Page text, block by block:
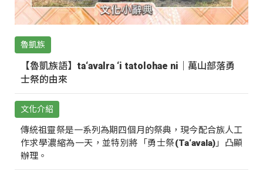
魯凱族
【魯凱族語】ta‘avalra ‘i tatolohae ni｜萬山部落勇
士祭的由來
文化介紹
傳統祖靈祭是一系列為期四個月的祭典，現今配合族人工
作求學濃縮為一天，並特別將「勇士祭(Ta‘avala)」凸顯
辦理。